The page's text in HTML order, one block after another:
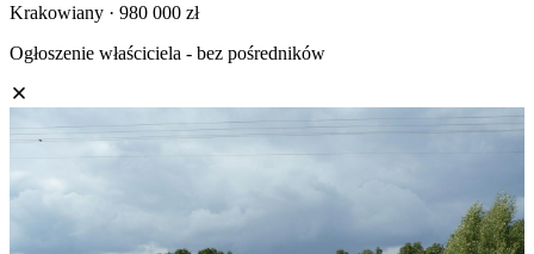
Krakowiany · 980 000 zł
Ogłoszenie właściciela - bez pośredników